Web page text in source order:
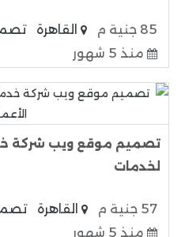
85 جنية م القاهرة
منذ 5 شهور
تصميم موقع ويب شركة
لخدمات
57 جنية م القاهرة
منذ 5 شهور